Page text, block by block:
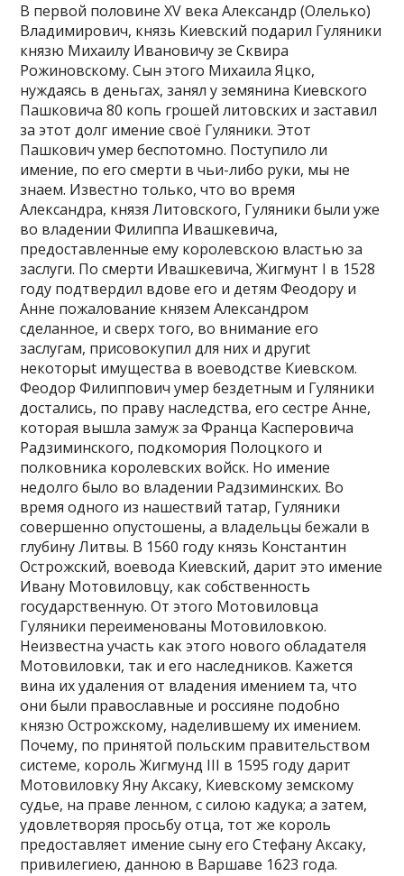
В первой половине XV века Александр (Олелько)
Владимирович, князь Киевский подарил Гуляники
князю Михаилу Ивановичу зе Сквира
Рожиновскому. Сын этого Михаила Яцко,
нуждаясь в деньгах, занял у земянина Киевского
Пашковича 80 копь грошей литовских и заставил
за этот долг имение своё Гуляники. Этот
Пашкович умер беспотомно. Поступило ли
имение, по его смерти в чьи-либо руки, мы не
знаем. Известно только, что во время
Александра, князя Литовского, Гуляники были уже
во владении Филиппа Ивашкевича,
предоставленные ему королевскою властью за
заслуги. По смерти Ивашкевича, Жигмунт I в 1528
году подтвердил вдове его и детям Феодору и
Анне пожалование князем Александром
сделанное, и сверх того, во внимание его
заслугам, присовокупил для них и другиt
некоторыt имущества в воеводстве Киевском.
Феодор Филиппович умер бездетным и Гуляники
достались, по праву наследства, его сестре Анне,
которая вышла замуж за Франца Касперовича
Радзиминского, подкомория Полоцкого и
полковника королевских войск. Но имение
недолго было во владении Радзиминских. Во
время одного из нашествий татар, Гуляники
совершенно опустошены, а владельцы бежали в
глубину Литвы. В 1560 году князь Константин
Острожский, воевода Киевский, дарит это имение
Ивану Мотовиловцу, как собственность
государственную. От этого Мотовиловца
Гуляники переименованы Мотовиловкою.
Неизвестна участь как этого нового обладателя
Мотовиловки, так и его наследников. Кажется
вина их удаления от владения имением та, что
они были православные и россияне подобно
князю Острожскому, наделившему их имением.
Почему, по принятой польским правительством
системе, король Жигмунд III в 1595 году дарит
Мотовиловку Яну Аксаку, Киевскому земскому
судье, на праве ленном, с силою кадука; а затем,
удовлетворяя просьбу отца, тот же король
предоставляет имение сыну его Стефану Аксаку,
привилегиею, данною в Варшаве 1623 года.